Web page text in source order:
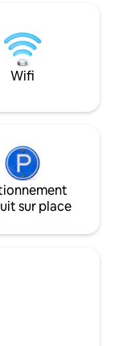
du Golden Gate
de l'aéroport
maisons. Sentier
Sausalito et Mill
sur ce logement
Wifi
sur place